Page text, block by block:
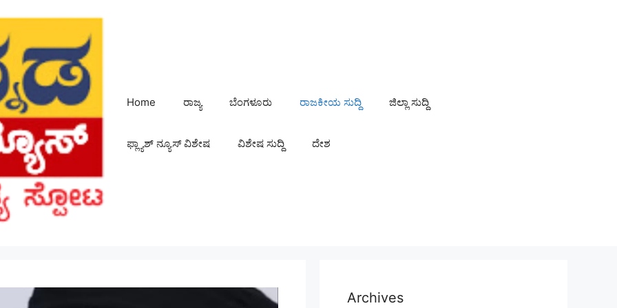
Home ರಾಜ್ಯ ಬೆಂಗಳೂರು ರಾಜಕೀಯ ಸುದ್ದಿ ಜಿಲ್ಲಾ ಸುದ್ದಿ
ಫ್ಲ್ಯಾಶ್ ನ್ಯೂಸ್ ವಿಶೇಷ ವಿಶೇಷ ಸುದ್ದಿ ದೇಶ
Archives